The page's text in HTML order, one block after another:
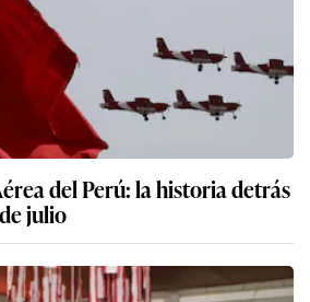
del Perú: la historia detrás
julio